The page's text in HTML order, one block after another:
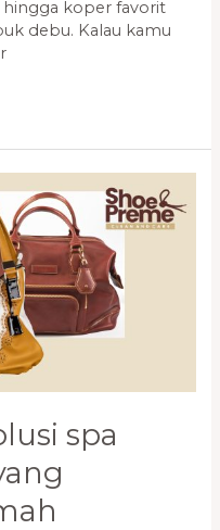
koper favorit
debu. Kalau kamu
spa